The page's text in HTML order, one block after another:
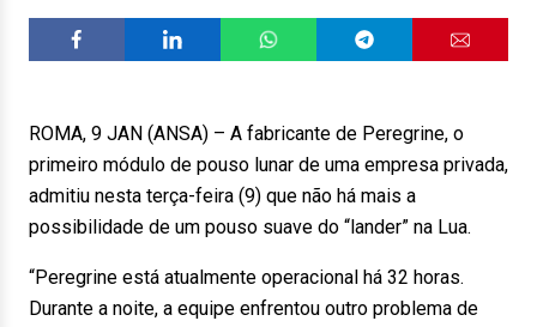
ROMA, 9 JAN (ANSA) – A fabricante de Peregrine, o
primeiro módulo de pouso lunar de uma empresa privada,
admitiu nesta terça-feira (9) que não há mais a
possibilidade de um pouso suave do “lander” na Lua.
“Peregrine está atualmente operacional há 32 horas.
Durante a noite, a equipe enfrentou outro problema de